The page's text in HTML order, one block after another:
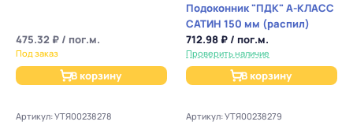
475.32 ₽ / пог.м.
Под заказ
В корзину
Подоконник "ПДК" А-КЛАСС
САТИН 150 мм (распил)
712.98 ₽ / пог.м.
Проверить наличие
В корзину
Артикул: УТЯ00238278 Артикул: УТЯ00238279